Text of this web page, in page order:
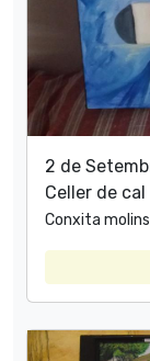
2 de
Celler de cal
Conxita molins